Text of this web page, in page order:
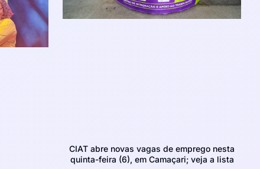
CIAT abre novas vagas de emprego nesta
quinta-feira (6), em Camaçari; veja a lista